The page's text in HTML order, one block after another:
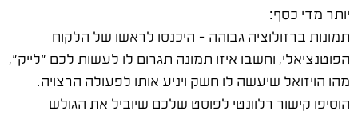
יותר מדי כסף:
תמונות ברזולוציה גבוהה – היכנסו לראשו של הלקוח
הפוטנציאלי, וחשבו איזו תמונה תגרום לו לעשות לכם "לייק",
מהו הויזואל שיעשה לו חשק ויניע אותו לפעולה הרצויה.
הוסיפו קישור רלוונטי לפוסט שלכם שיוביל את הגולש